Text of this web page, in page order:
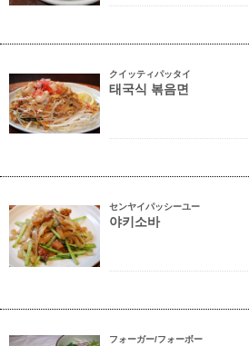
クイッティパッタイ
태국식 볶음면
センヤイパッシーユー
야키소바
フォーガー/フォーボー